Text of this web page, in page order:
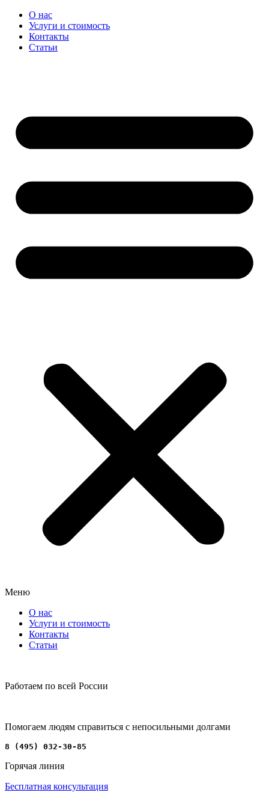
Перейти
содержимому
О нас
Услуги и стоимость
Контакты
Статьи
Меню
О нас
Услуги и стоимость
Контакты
Статьи
Работаем по всей России
Помогаем людям справиться с непосильными долгами
8 (495) 032-30-85
Горячая линия
Бесплатная консультация